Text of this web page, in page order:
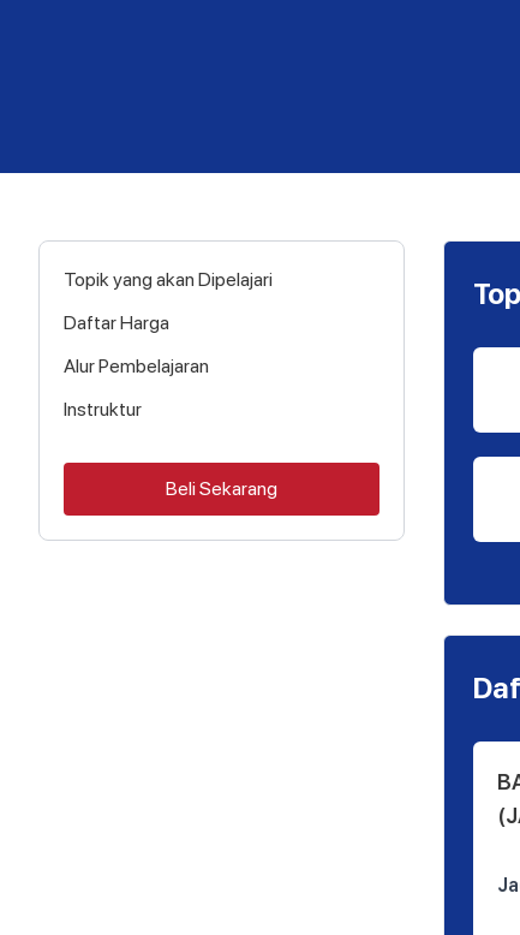
Topik yang akan Dipelajari
Daftar Harga
Alur Pembelajaran
Instruktur
Beli Sekarang